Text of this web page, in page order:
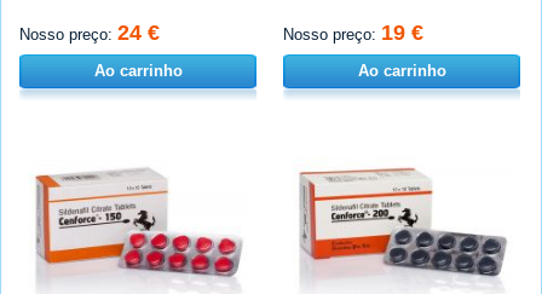
Nosso preço: 24 €
Ao carrinho
Nosso preço: 19 €
Ao carrinho